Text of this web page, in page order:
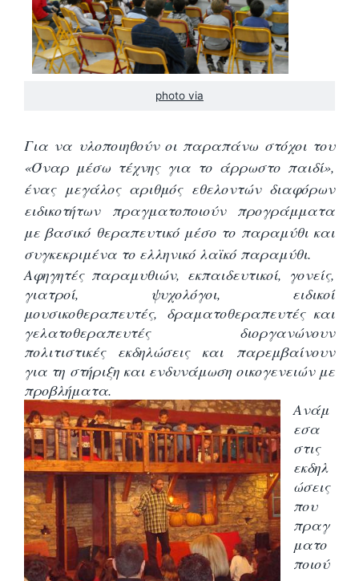
photo via
Για να υλοποιηθούν οι παραπάνω στόχοι του
«Όναρ μέσω τέχνης για το άρρωστο παιδί»,
ένας μεγάλος αριθμός εθελοντών διαφόρων
ειδικοτήτων πραγματοποιούν προγράμματα
με βασικό θεραπευτικό μέσο το παραμύθι και
συγκεκριμένα το ελληνικό λαϊκό παραμύθι.
Αφηγητές παραμυθιών, εκπαιδευτικοί, γονείς,
γιατροί, ψυχολόγοι, ειδικοί
μουσικοθεραπευτές, δραματοθεραπευτές και
γελατοθεραπευτές διοργανώνουν
πολιτιστικές εκδηλώσεις και παρεμβαίνουν
για τη στήριξη και ενδυνάμωση οικογενειών με
προβλήματα.
Ανάμ
εσα
στις
εκδηλ
ώσεις
που
πραγ
ματο
ποιού